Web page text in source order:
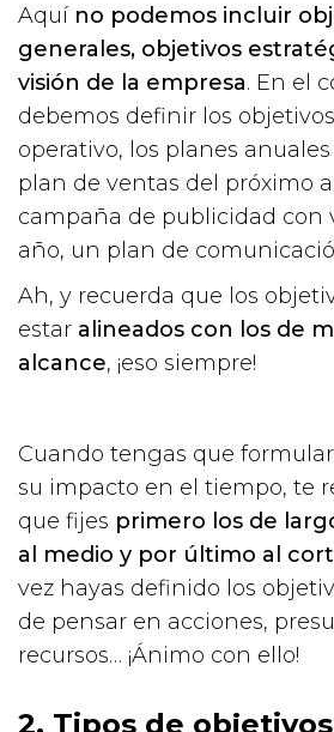
Aquí no podemos incluir
generales, objetivos
visión de la empresa. En el
debemos definir los
operativo, los planes
plan de ventas del próximo
campaña de publicidad con
año, un plan de
Ah, y recuerda que los
estar alineados con los de
alcance, ¡eso siempre!
Cuando tengas que
su impacto en el tiempo, te
que fijes primero los de
al medio y por último al
vez hayas definido los
de pensar en acciones,
recursos… ¡Ánimo con ello!
2. Tipos de